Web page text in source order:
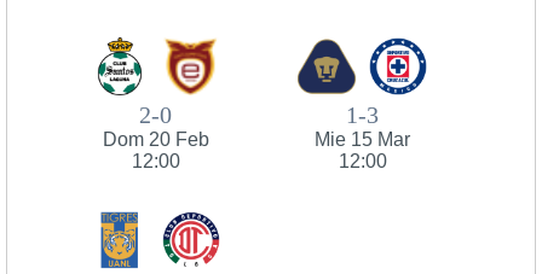
2-0
Dom 20 Feb
12:00
1-3
Mie 15 Mar
12:00